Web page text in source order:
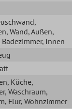
,
, Wand, Außen,
Badezimmer, Innen
, Küche,
, Waschraum,
, Flur, Wohnzimmer